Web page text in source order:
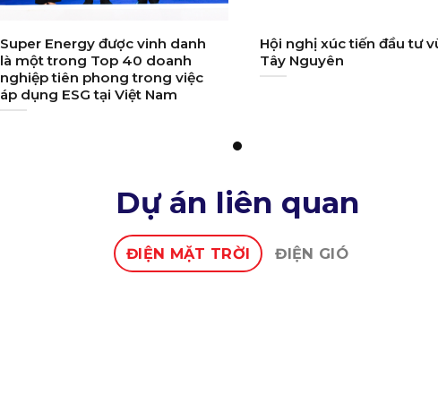
Super Energy được vinh danh
là một trong Top 40 doanh
nghiệp tiên phong trong việc
áp dụng ESG tại Việt Nam
Hội nghị xúc tiến đầu tư
Tây Nguyên
Dự án liên quan
ĐIỆN MẶT TRỜI ĐIỆN GIÓ